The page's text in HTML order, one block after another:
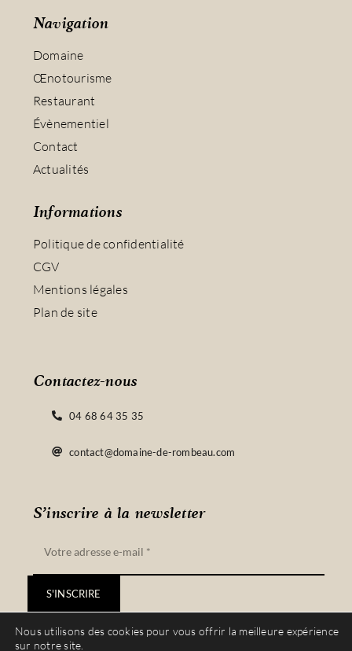
Navigation
Domaine
Œnotourisme
Restaurant
Évènementiel
Contact
Actualités
Informations
Politique de confidentialité
CGV
Mentions légales
Plan de site
S’inscrire à la newsletter
S'INSCRIRE
Contactez-nous
04 68 64 35 35
contact@domaine-de-rombeau.com
Nous utilisons des cookies pour vous offrir la meilleure expérience
sur notre site.